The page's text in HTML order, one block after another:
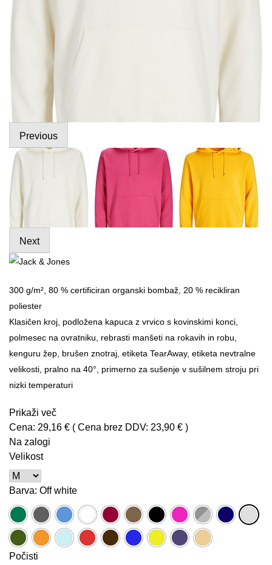
Previous
Next
300 g/m², 80 % certificiran organski bombaž, 20 % recikliran
poliester
Klasičen kroj, podložena kapuca z vrvico s kovinskimi konci,
polmesec na ovratniku, rebrasti manšeti na rokavih in robu,
kenguru žep, brušen znotraj, etiketa TearAway, etiketa nevtralne
velikosti, pralno na 40°, primerno za sušenje v sušilnem stroju pri
nizki temperaturi
Prikaži več
Cena: 29,16 € ( Cena brez DDV: 23,90 € )
Na zalogi
Velikost
Barva: Off white
Počisti